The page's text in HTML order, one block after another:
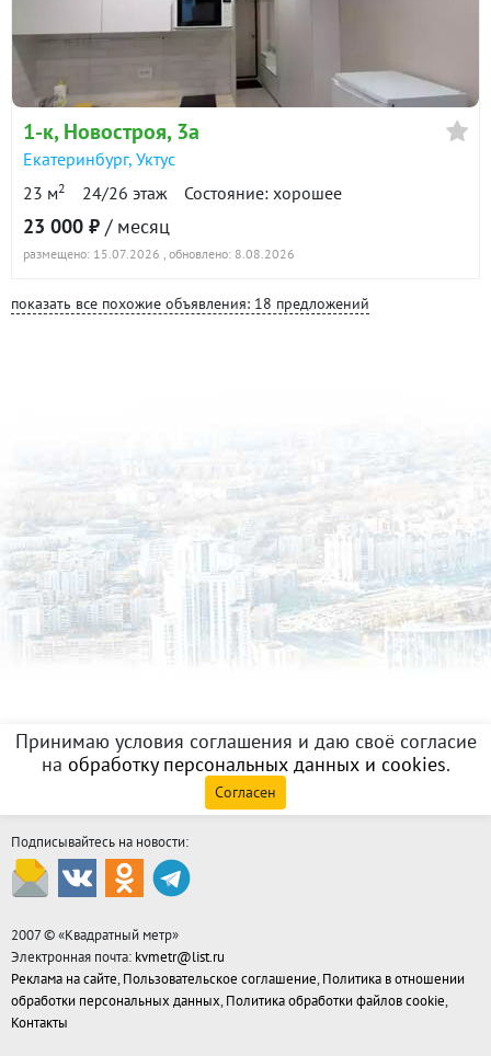
1-к, Новостроя, 3а
Екатеринбург, Уктус
23 м2 24/26 этаж Состояние: хорошее
23 000 ₽ / месяц
размещено: 15.07.2026 , обновлено: 8.08.2026
показать все похожие объявления: 18 предложений
Принимаю условия соглашения и даю своё согласие
на обработку персональных данных и cookies.
Согласен
Подписывайтесь на новости:
2007 © «Квадратный метр»
Электронная почта: kvmetr@list.ru
Реклама на сайте, Пользовательское соглашение, Политика в отношении
обработки персональных данных, Политика обработки файлов cookie,
Контакты